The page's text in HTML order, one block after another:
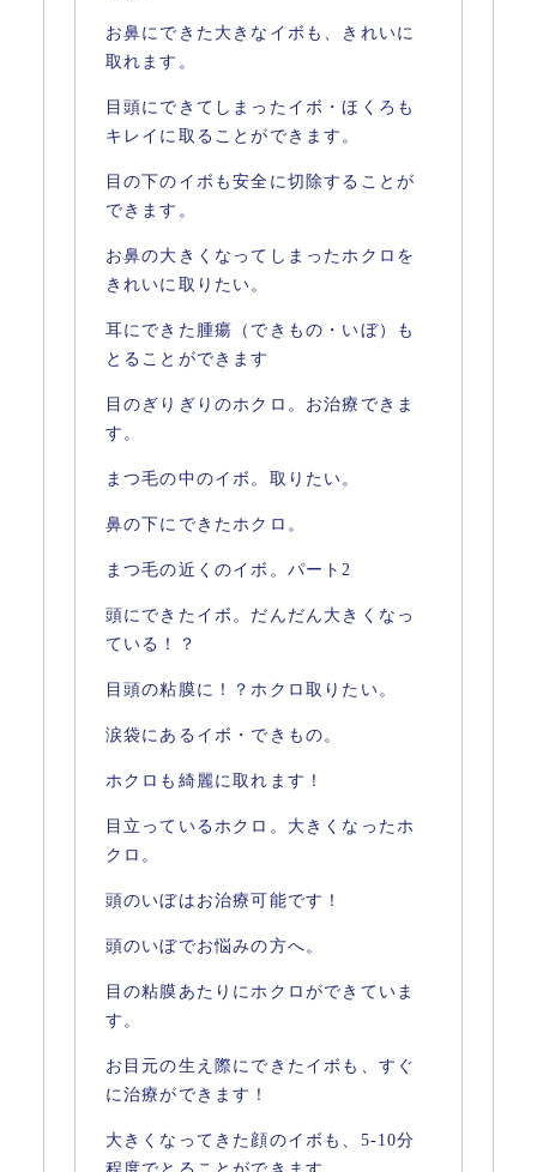
お鼻にできた大きなイボも、きれいに
取れます。
目頭にできてしまったイボ・ほくろも
キレイに取ることができます。
目の下のイボも安全に切除することが
できます。
お鼻の大きくなってしまったホクロを
きれいに取りたい。
耳にできた腫瘍（できもの・いぼ）も
とることができます
目のぎりぎりのホクロ。お治療できま
す。
まつ毛の中のイボ。取りたい。
鼻の下にできたホクロ。
まつ毛の近くのイボ。パート2
頭にできたイボ。だんだん大きくなっ
ている！？
目頭の粘膜に！？ホクロ取りたい。
涙袋にあるイボ・できもの。
ホクロも綺麗に取れます！
目立っているホクロ。大きくなったホ
クロ。
頭のいぼはお治療可能です！
頭のいぼでお悩みの方へ。
目の粘膜あたりにホクロができていま
す。
お目元の生え際にできたイボも、すぐ
に治療ができます！
大きくなってきた顔のイボも、5-10分